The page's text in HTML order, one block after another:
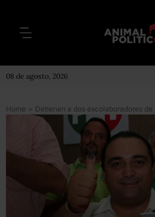
08 de agosto, 2026
Home >